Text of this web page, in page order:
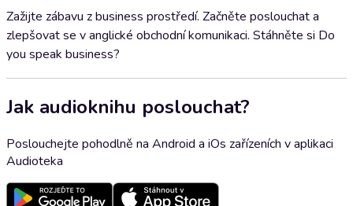
Zažijte zábavu z business prostředí. Začněte poslouchat a
zlepšovat se v anglické obchodní komunikaci. Stáhněte si Do
you speak business?
Jak audioknihu poslouchat?
Poslouchejte pohodlně na Android a iOs zařízeních v aplikaci
Audioteka